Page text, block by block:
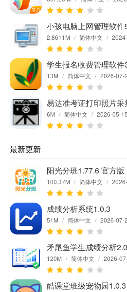
小孩电脑上网管理软件
2.8611M / 简体中文 /
学生报名收费管理软件
13M / 简体中文 / 2026-07-
6M / 简体中文 / 2026-05-15
最新更新
阳光分班1.77.6 官方版
100.37M / 简体中文 /
成绩分析系统1.0.3
51M / 简体中文 / 2026-07-
矛尾鱼学生成绩分析
120M / 简体中文 / 2026-
酷课堂班级宠物园1.0.3